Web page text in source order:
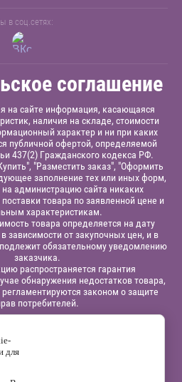
в соц.сетях:
соглашение
на сайте информация, касающаяся
наличия на складе, стоимости
характер и ни при каких
публичной офертой, определяемой
437(2) Гражданского кодекса РФ.
"Разместить заказ", "Оформить
заполнение тех или иных форм,
администрацию сайта никаких
товара по заявленной цене и
характеристикам.
товара определяется на дату
зависимости от закупочных цен, и в
обязательному уведомлению
заказчика.
распространяется гарантия
обнаружения недостатков товара,
регламентируются законом о защите
потребителей.
Антон Вячеславович,
ОГРНИП 315525800001838;
БИК: 042202824
для